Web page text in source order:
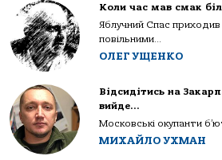
Коли час мав смак
Яблучний Спас приходив
повільними...
ОЛЕГ УЩЕНКО
Відсидітись на
вийде…
Московські окупанти
МИХАЙЛО УХМАН